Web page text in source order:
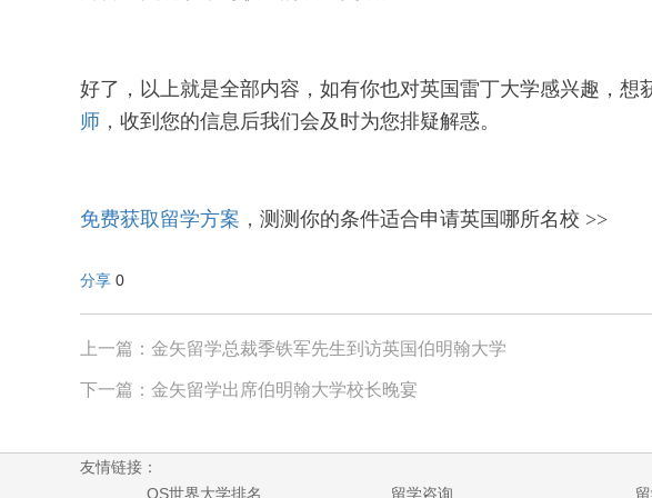
好了，以上就是全部内容，如有你也对英国雷丁大学感兴趣，想
师 ， 收到您的信息后我们会及时为您排疑解惑。
免费获取留学方案 ， 测测你的条件适合申请英国哪所名校 >>
分享 0
上一篇：金矢留学总裁季铁军先生到访英国伯明翰大学
下一篇：金矢留学出席伯明翰大学校长晚宴
友情链接：
QS世界大学排名
留学咨询